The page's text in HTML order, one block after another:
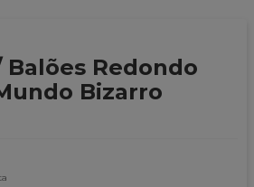
Redondo
Bizarro